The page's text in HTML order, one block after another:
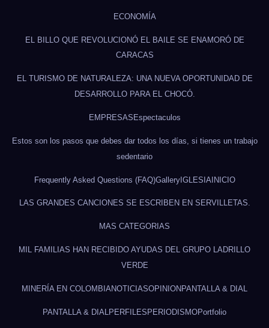
ECONOMÍA
EL BILLO QUE REVOLUCIONÓ EL BAILE SE ENAMORÓ DE
CARACAS
EL TURISMO DE NATURALEZA: UNA NUEVA OPORTUNIDAD DE
DESARROLLO PARA EL CHOCÓ.
EMPRESAS Espectaculos
Estos son los pasos que debes dar todos los días, si tienes un trabajo
sedentario
Frequently Asked Questions (FAQ)GalleryIGLESIAINICIO
LAS GRANDES CANCIONES SE ESCRIBEN EN SERVILLETAS.
MAS CATEGORIAS
MIL FAMILIAS HAN RECIBIDO AYUDAS DEL GRUPO LADRILLO
VERDE
MINERÍA EN COLOMBIANOTICIASOPINIONPANTALLA & DIAL
PANTALLA & DIAL PERFILESPERIODISMOPortfolio